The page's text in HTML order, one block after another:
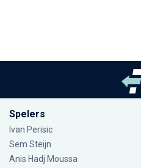
Spelers
Ivan Perisic
Sem Steijn
Anis Hadj Moussa